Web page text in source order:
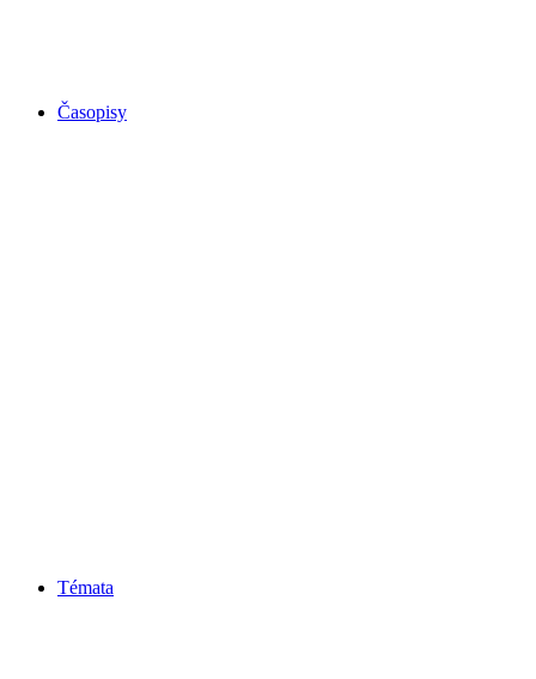
Časopisy
Témata